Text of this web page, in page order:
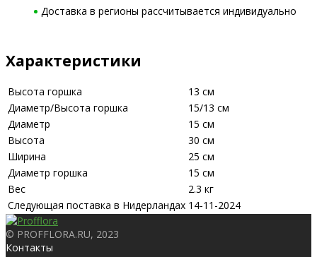
Доставка в регионы рассчитывается индивидуально
Характеристики
Высота горшка
13 см
Диаметр/Высота горшка
15/13 см
Диаметр
15 см
Высота
30 см
Ширина
25 см
Диаметр горшка
15 см
Вес
2.3 кг
Следующая поставка в Нидерландах 14-11-2024
© PROFFLORA.RU, 2023
Контакты